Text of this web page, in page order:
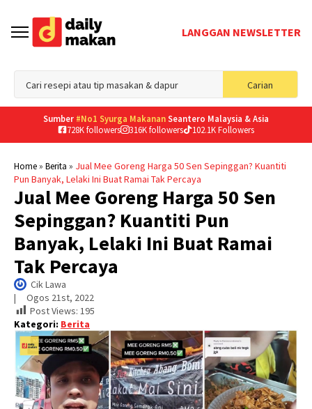
LANGGAN NEWSLETTER
Carian
for:
Sumber #No1 Syurga MakananSeantero Malaysia & Asia
728K followers
316K followers 102.1K Followers
Home» Berita » Jual Mee Goreng Harga 50 Sen Sepinggan? Kuantiti
Pun Banyak, Lelaki Ini Buat Ramai Tak Percaya
Jual Mee Goreng Harga 50 Sen
Sepinggan? Kuantiti Pun
Banyak, Lelaki Ini Buat Ramai
Tak Percaya
Cik Lawa
| Ogos 21st, 2022
Post Views: 195
Kategori: Berita